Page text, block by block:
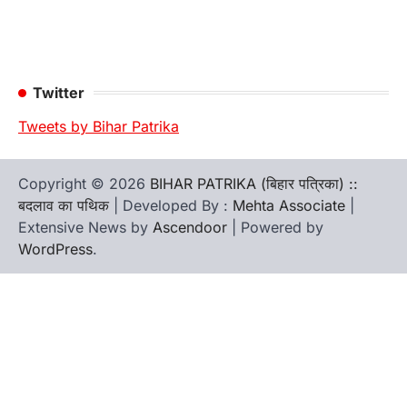
Twitter
Tweets by Bihar Patrika
Copyright © 2026 BIHAR PATRIKA (बिहार पत्रिका) ::
बदलाव का पथिक | Developed By : Mehta Associate
Extensive News by Ascendoor | Powered by
WordPress.